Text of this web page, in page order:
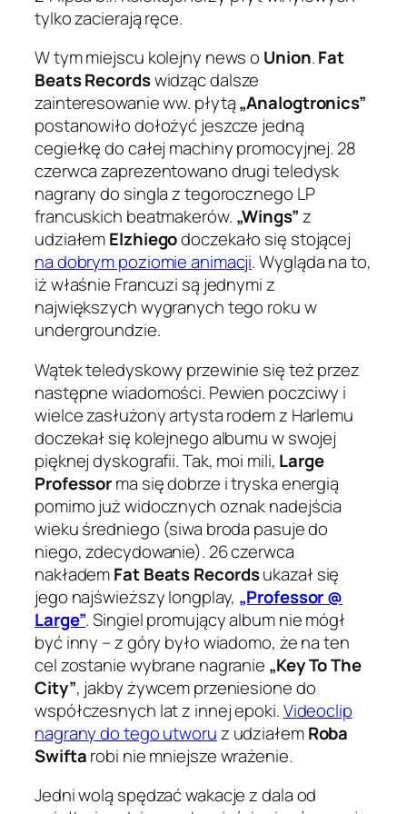
tylko zacierają ręce.
W tym miejscu kolejny news o Union.Fat
Beats Recordswidząc dalsze
zainteresowanie ww. płytą„Analogtronics”
postanowiło dołożyć jeszcze jedną
cegiełkę do całej machiny promocyjnej. 28
czerwca zaprezentowano drugi teledysk
nagrany do singla z tegorocznego LP
francuskich beatmakerów. „Wings”z
udziałemElzhiegodoczekało się stojącej
na dobrym poziomie animacji. Wygląda na to,
iż właśnie Francuzi są jednymi z
największych wygranych tego roku w
undergroundzie.
Wątek teledyskowy przewinie się też przez
następne wiadomości. Pewien poczciwy i
wielce zasłużony artysta rodem z Harlemu
doczekał się kolejnego albumu w swojej
pięknej dyskografii. Tak, moi mili, Large
Professorma się dobrze i tryska energią
pomimo już widocznych oznak nadejścia
wieku średniego (siwa broda pasuje do
niego, zdecydowanie). 26 czerwca
nakłademFat Beats Recordsukazał się
jego najświeższy longplay, „Professor @
Large”. Singiel promujący album nie mógł
być inny – z góry było wiadomo, że na ten
cel zostanie wybrane nagranie „Key To The
City”, jakby żywcem przeniesione do
współczesnych lat z innej epoki.Videoclip
nagrany do tego utworuz udziałemRoba
Swiftarobi nie mniejsze wrażenie.
Jedni wolą spędzać wakacje z dala od